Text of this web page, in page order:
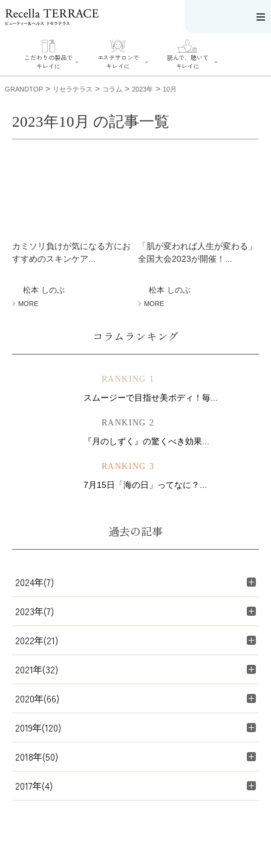
こだわりの製品で
キレイに
エステサロンで
キレイに
肌改善のプロと
は？
読んで、聴いて
キレイに
ニキビ 日焼け 首
のしわ 敏感肌 た
るみ シミ
コラム
GRANDTOP > リセラテラス > コラム > 2023年 > 10月
2023年10月 の記事一覧
カミソリ負けが気になる方にお
すすめのスキンケア...
松本 しのぶ
MORE
「肌が変われば人生が変わる」
全国大会2023が開催！...
松本 しのぶ
MORE
コラムランキング
RANKING 1
スムージーで目指せ美ボディ！毎...
RANKING 2
『月のしずく』の驚くべき効果...
RANKING 3
7月15日「海の日」ってなに？...
過去の記事
2024年(7)
2023年(7)
2022年(21)
2021年(32)
2020年(66)
2019年(120)
2018年(50)
2017年(4)